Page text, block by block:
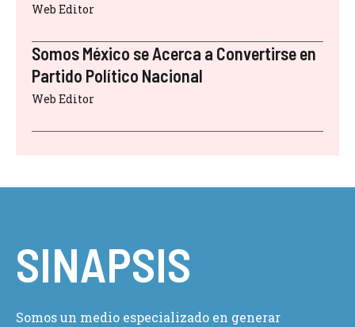
Web Editor
Somos México se Acerca a Convertirse en
Partido Político Nacional
Web Editor
SINAPSIS
Somos un medio especializado en generar